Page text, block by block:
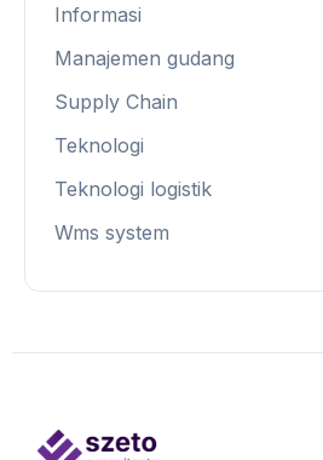
Informasi
Manajemen gudang
Supply Chain
Teknologi
Teknologi logistik
Wms system